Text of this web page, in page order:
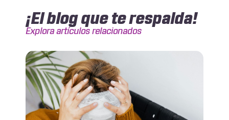
¡El blog que te respalda!
Explora artículos relacionados